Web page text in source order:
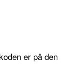
er på den